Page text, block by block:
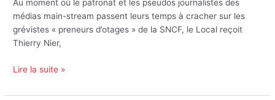
Au moment où le patronat et les pseudos journalistes des
médias main-stream passent leurs temps à cracher sur les
grévistes « preneurs d’otages » de la SNCF, le Local reçoit
Thierry Nier,
Lire la suite »